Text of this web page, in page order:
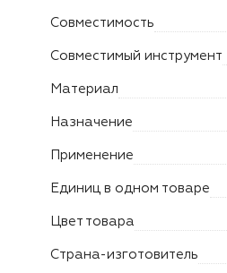
Совместимость
Совместимый инструмент
Материал
Назначение
Применение
Единиц в одном товаре
Цвет товара
Страна-изготовитель